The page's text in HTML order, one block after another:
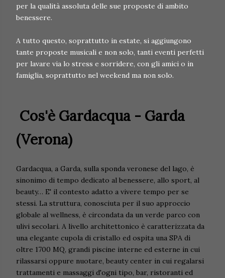
per la qualità assoluta delle sue proposte di ambito
benessere.
A tutto questo, soprattutto in estate, si aggiungono
tante proposte musicali e non solo, tanti eventi perfetti
per lavare via lo stress e sorridere, con gli amici o in
famiglia, soprattutto nel weekend ma non solo.
Cos'è Gardacqua - Garda
(Verona)
Gardacqua, a Garda, sulla sponda veronese del lago, è
sinonimo di tempo dedicato al benessere, allo sport, al
beauty… E' il contesto adatto a vivere tempo per se
stessi. La struttura, conosciuta per il suo approccio
globale al wellness, è circondata da un verde parco con
ulivi secolari. A livello architettonico è caratterizzata da
una elegante cupola di cristallo ed ospita una SPA di
oltre 1700 MQ, grandi piscine interne ed esterne in cui
rilassarsi oppure nuotare, beauty center in cui regalarsi
trattamenti e massaggi d'ogni tipo, bar, ristoranti ed